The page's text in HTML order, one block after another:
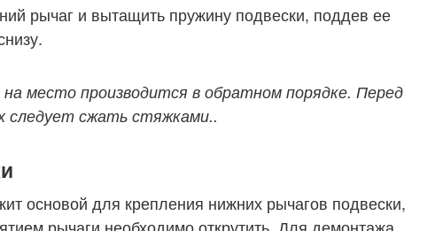
рычаг и вытащить пружину подвески, поддев ее
место производится в обратном порядке. Перед
следует сжать стяжками..
основой для крепления нижних рычагов подвески,
рычаги необходимо открутить. Для демонтажа